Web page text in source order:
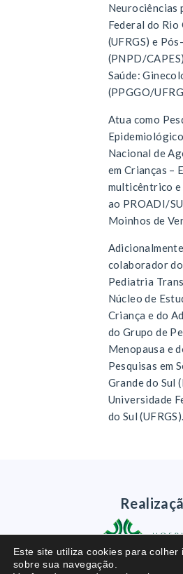
Neurociências
Federal do Rio
(UFRGS) e
(PNPD/
Saúde:
(PPGGO/
Atua como
Nacional de
em Crianças –
multicêntrico e
ao PROADI/
Moinhos de
colaborador
Pediatria
Núcleo de
Criança e do
do Grupo de
Menopausa e
Pesquisas em
Grande do Sul
Universidade
do Sul (UFRGS).
Este site utiliza cookies para
sobre sua navegação.